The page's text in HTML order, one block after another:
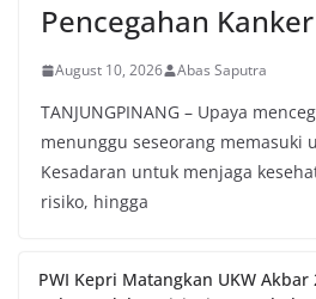
Pencegahan Kanker
August 10, 2026 Abas Saputra
TANJUNGPINANG – Upaya
menunggu seseorang memasuki
Kesadaran untuk menjaga
risiko, hingga
PWI Kepri Matangkan UKW Akbar